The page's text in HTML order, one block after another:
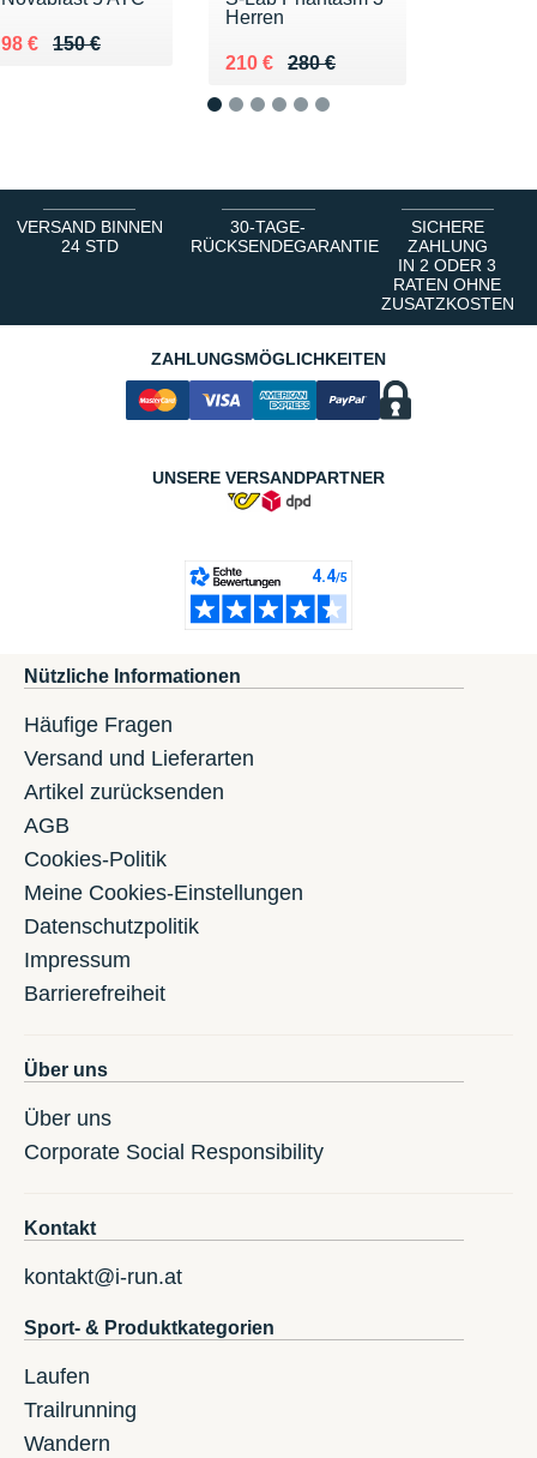
150 €
Au lieu de 150 €
98 €
Vendu 98 €
Herren
280 €
Au lieu de 280 €
210 €
Vendu 210 €
VERSAND BINNEN
24 STD
30-TAGE-
RÜCKSENDEGARANTIE
SICHERE
ZAHLUNG
IN 2 ODER 3
RATEN OHNE
ZUSATZKOSTEN
ZAHLUNGSMÖGLICHKEITEN
UNSERE VERSANDPARTNER
Nützliche Informationen
Häufige Fragen
Versand und Lieferarten
Artikel zurücksenden
AGB
Cookies-Politik
Meine Cookies-Einstellungen
Datenschutzpolitik
Impressum
Barrierefreiheit
Über uns
Über uns
Corporate Social Responsibility
Kontakt
kontakt@i-run.at
Sport- & Produktkategorien
Laufen
Trailrunning
Wandern